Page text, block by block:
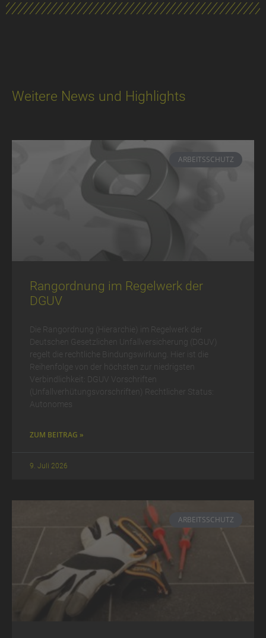
Weitere News und Highlights
ARBEITSSCHUTZ
Rangordnung im Regelwerk der
DGUV
Die Rangordnung (Hierarchie) im Regelwerk der
Deutschen Gesetzlichen Unfallversicherung (DGUV)
regelt die rechtliche Bindungswirkung. Hier ist die
Reihenfolge von der höchsten zur niedrigsten
Verbindlichkeit: DGUV Vorschriften
(Unfallverhütungsvorschriften) Rechtlicher Status:
Autonomes
ZUM BEITRAG »
9. Juli 2026
ARBEITSSCHUTZ